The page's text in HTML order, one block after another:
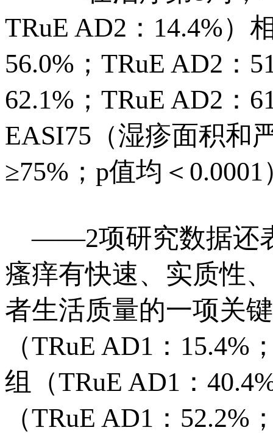
TRuE AD2：14.4%）
56.0%；TRuE AD2：
62.1%；TRuE AD2：
EASI75（湿疹面积和
≥75%；p值均＜0.0001
——2项研究数据还
瘙痒有快速、实质性
者生活质量的一项关
（TRuE AD1：15.4%
组（TRuE AD1：
（TRuE AD1：